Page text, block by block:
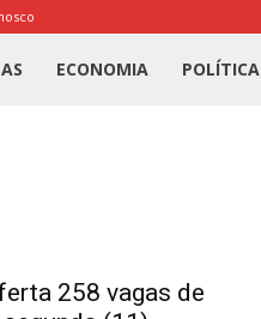
ECONOMIA POLÍTICA
258 vagas de